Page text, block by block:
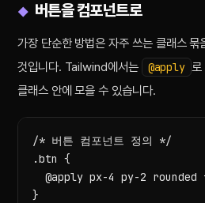
버튼을 컴포넌트로
가장 단순한 방법은 자주 쓰는 클래스 묶
것입니다. Tailwind에서는
@apply 로
클래스 안에 모을 수 있습니다.
/* 버튼 컴포넌트 정의 */
.btn {
@apply px-4 py-2 rounded
}